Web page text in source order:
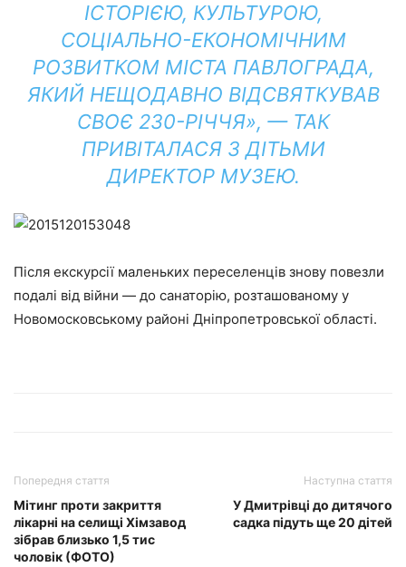
ІСТОРІЄЮ, КУЛЬТУРОЮ,
СОЦІАЛЬНО-ЕКОНОМІЧНИМ
РОЗВИТКОМ МІСТА ПАВЛОГРАДА,
ЯКИЙ НЕЩОДАВНО ВІДСВЯТКУВАВ
СВОЄ 230-РІЧЧЯ», — ТАК
ПРИВІТАЛАСЯ З ДІТЬМИ
ДИРЕКТОР МУЗЕЮ.
Після екскурсії маленьких переселенців знову повезли
подалі від війни — до санаторію, розташованому у
Новомосковському районі Дніпропетровської області.
Попередня стаття
Мітинг проти закриття
лікарні на селищі Хімзавод
зібрав близько 1,5 тис
чоловік (ФОТО)
Наступна стаття
У Дмитрівці до дитячого
садка підуть ще 20 дітей